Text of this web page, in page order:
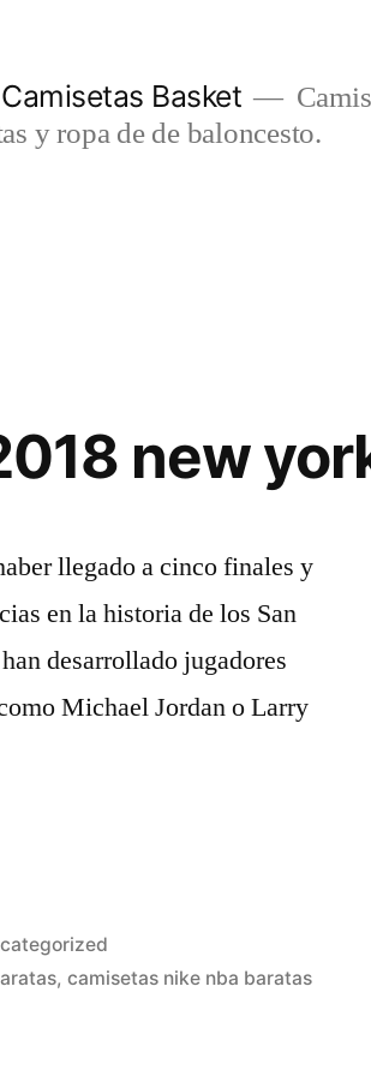
Basket
y ropa de de baloncesto.
new
llegado a cinco finales y
en la historia de los San
desarrollado jugadores
Michael Jordan o Larry
,camisetas nike nba baratas